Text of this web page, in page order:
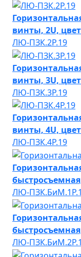
винты, 2U,
ЛЮ-ПЗК.2Р.19
винты, 3U,
ЛЮ-ПЗК.3Р.19
винты, 4U,
ЛЮ-ПЗК.4Р.19
ЛЮ-
ЛЮ-